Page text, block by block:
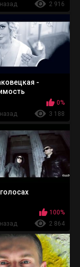
2 916
-
0%
3 188
100%
2 864